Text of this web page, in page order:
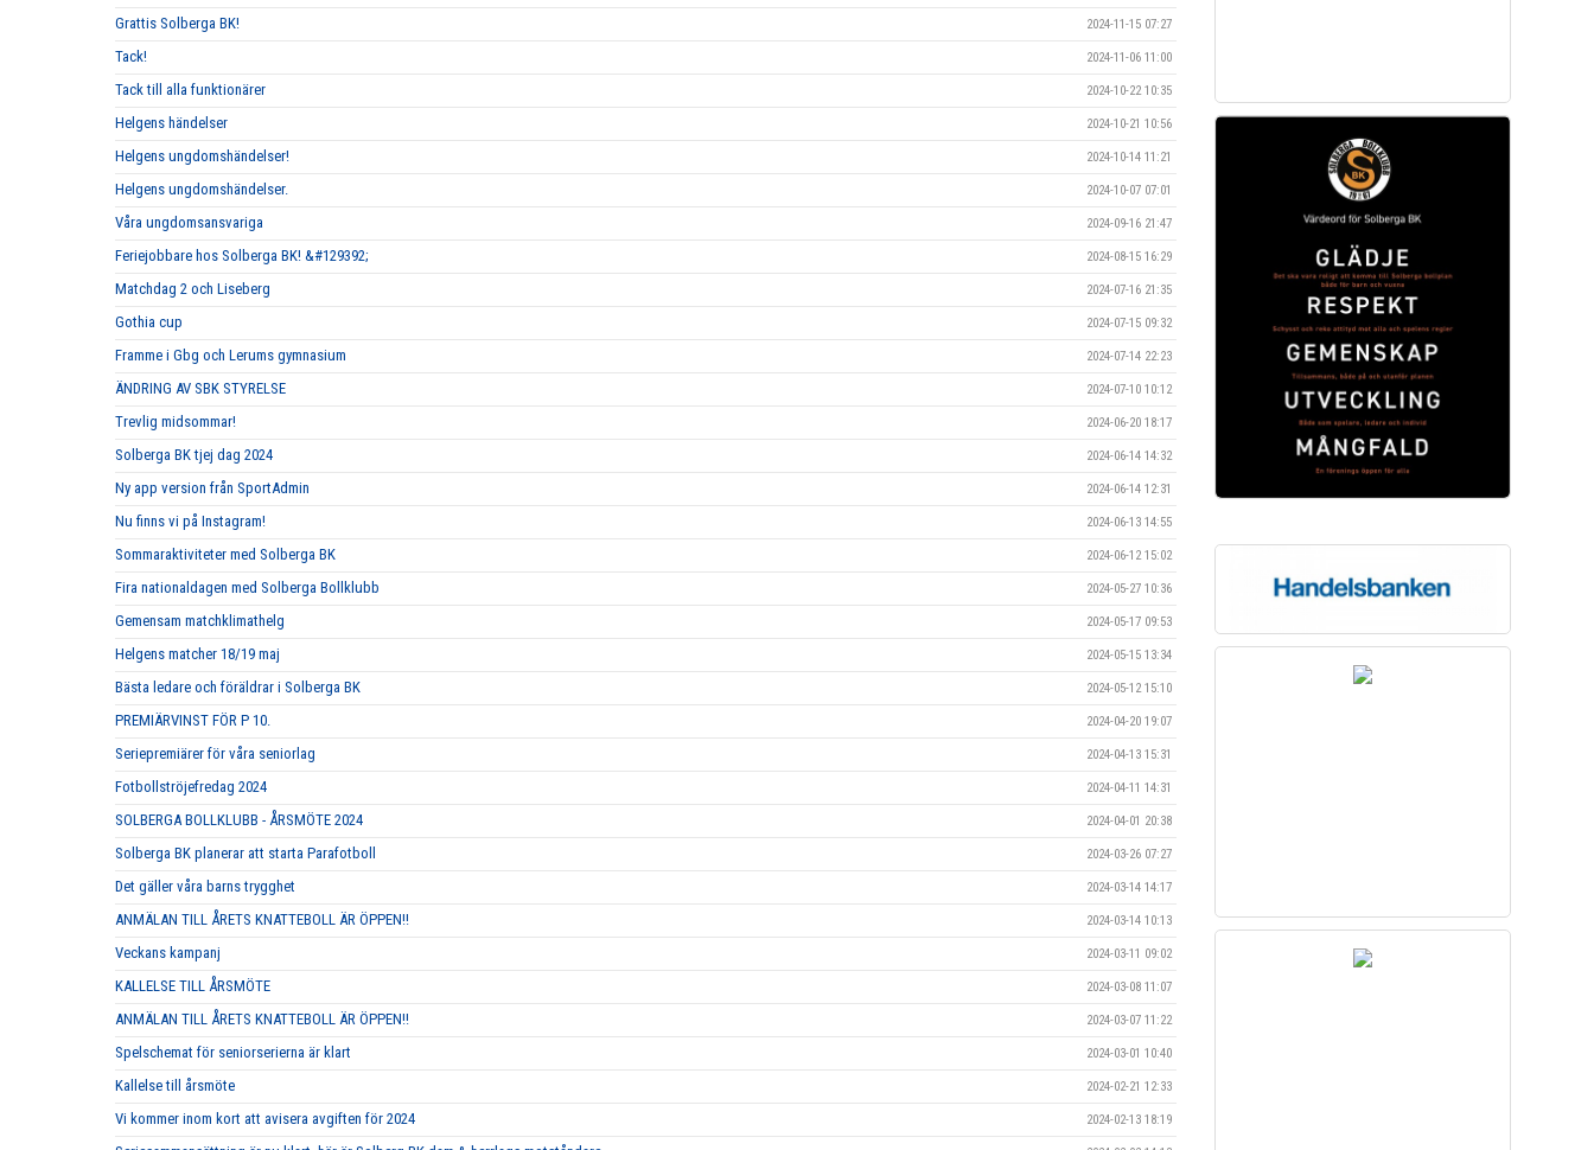
Grattis Solberga BK! 2024-11-15 07:27
Tack! 2024-11-06 11:00
Tack till alla funktionärer 2024-10-22 10:35
Helgens händelser 2024-10-21 10:56
Helgens ungdomshändelser! 2024-10-14 11:21
Helgens ungdomshändelser. 2024-10-07 07:01
Våra ungdomsansvariga 2024-09-16 21:47
Feriejobbare hos Solberga BK! &#129392; 2024-08-15 16:29
Matchdag 2 och Liseberg 2024-07-16 21:35
Gothia cup 2024-07-15 09:32
Framme i Gbg och Lerums gymnasium 2024-07-14 22:23
ÄNDRING AV SBK STYRELSE 2024-07-10 10:12
Trevlig midsommar! 2024-06-20 18:17
Solberga BK tjej dag 2024 2024-06-14 14:32
Ny app version från SportAdmin 2024-06-14 12:31
Nu finns vi på Instagram! 2024-06-13 14:55
Sommaraktiviteter med Solberga BK 2024-06-12 15:02
Fira nationaldagen med Solberga Bollklubb 2024-05-27 10:36
Gemensam matchklimathelg 2024-05-17 09:53
Helgens matcher 18/19 maj 2024-05-15 13:34
Bästa ledare och föräldrar i Solberga BK 2024-05-12 15:10
PREMIÄRVINST FÖR P 10. 2024-04-20 19:07
Seriepremiärer för våra seniorlag 2024-04-13 15:31
Fotbollströjefredag 2024 2024-04-11 14:31
SOLBERGA BOLLKLUBB - ÅRSMÖTE 2024 2024-04-01 20:38
Solberga BK planerar att starta Parafotboll 2024-03-26 07:27
Det gäller våra barns trygghet 2024-03-14 14:17
ANMÄLAN TILL ÅRETS KNATTEBOLL ÄR ÖPPEN!! 2024-03-14 10:13
Veckans kampanj 2024-03-11 09:02
KALLELSE TILL ÅRSMÖTE 2024-03-08 11:07
ANMÄLAN TILL ÅRETS KNATTEBOLL ÄR ÖPPEN!! 2024-03-07 11:22
Spelschemat för seniorserierna är klart 2024-03-01 10:40
Kallelse till årsmöte 2024-02-21 12:33
Vi kommer inom kort att avisera avgiften för 2024 2024-02-13 18:19